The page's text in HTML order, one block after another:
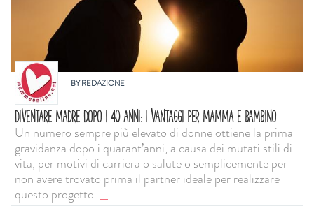
BYREDAZIONE
DIVENTARE MADRE DOPO I 40 ANNI: I VANTAGGI PER MAMMA E BAMBINO
Un numero sempre più elevato di donne ottiene la prima
gravidanza dopo i quarant’anni, a causa dei mutati stili di
vita, per motivi di carriera o salute o semplicemente per
non avere trovato prima il partner ideale per realizzare
questo progetto....